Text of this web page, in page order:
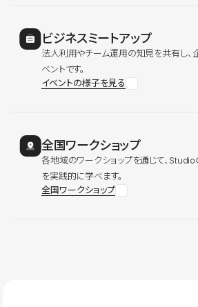
ビジネスミートアップ
法人利用やチーム運用の知見を共有し、
ベントです。
イベントの様子を見る
全国ワークショップ
各地域のワークショップを通じて、
を実践的に学べます。
全国ワークショップ